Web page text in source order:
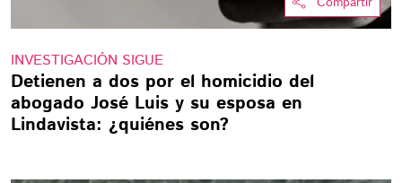
INVESTIGACIÓN SIGUE
Detienen a dos por el homicidio del
abogado José Luis y su esposa en
Lindavista: ¿quiénes son?